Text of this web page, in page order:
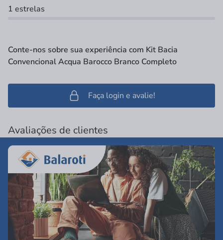
1 estrelas
Conte-nos sobre sua experiência com Kit Bacia
Convencional Acqua Barocco Branco Completo
Faça login e avalie!
Avaliações de clientes